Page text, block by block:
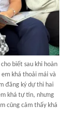
biết sau khi hoàn
khá thoải mái và
đăng ký dự thi hai
khá tự tin, nhưng
cũng cảm thấy khá